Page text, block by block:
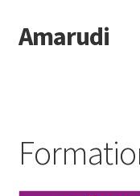
Aller
à
Aller
au
Amarudi
Ateliers en ligne